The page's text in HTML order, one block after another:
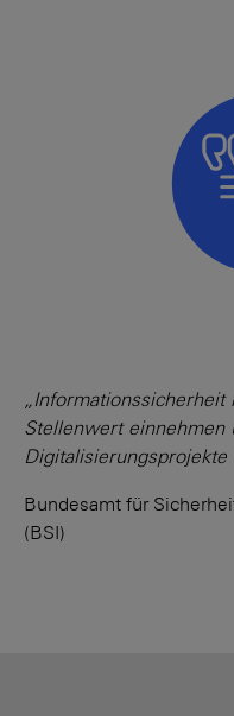
Stellenwert einnehmen
Digitalisierungsprojekte
Bundesamt für
(BSI)